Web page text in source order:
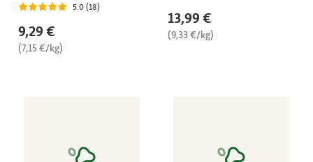
5.0 (18)
9,29 €
(7,15 €/kg)
13,99 €
(9,33 €/kg)